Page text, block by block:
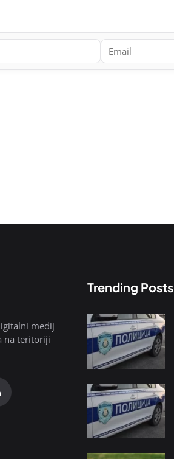
medij
na teritoriji
Trending Posts